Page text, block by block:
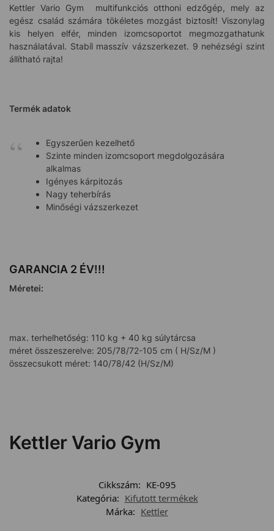
Kettler Vario Gym multifunkciós otthoni edzőgép, mely az
egész család számára tökéletes mozgást biztosít! Viszonylag
kis helyen elfér, minden izomcsoportot megmozgathatunk
használatával. Stabíl masszív vázszerkezet. 9 nehézségi szint
állítható rajta!
Termék adatok
Egyszerűen kezelhető
Szinte minden izomcsoport megdolgozására
alkalmas
Igényes kárpitozás
Nagy teherbírás
Minőségi vázszerkezet
GARANCIA 2 ÉV!!!
Méretei:
max. terhelhetőség: 110 kg + 40 kg súlytárcsa
méret összeszerelve: 205/78/72-105 cm ( H/Sz/M )
összecsukott méret: 140/78/42 (H/Sz/M)
Kettler Vario Gym
Cikkszám: KE-095
Kategória: Kifutott termékek
Márka: Kettler